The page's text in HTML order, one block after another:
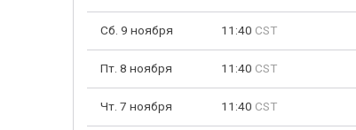
Сб. 9 ноября 11:40 CST
Пт. 8 ноября 11:40 CST
Чт. 7 ноября 11:40 CST